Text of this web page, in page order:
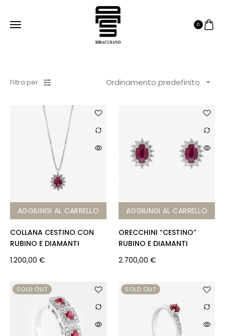
0
Filtra per Ordinamento predefinito
AGGIUNGI AL CARRELLO
COLLANA CESTINO CON
RUBINO E DIAMANTI
1.200,00 €
AGGIUNGI AL CARRELLO
ORECCHINI “CESTINO”
RUBINO E DIAMANTI
2.700,00 €
SOLD OUT SOLD OUT